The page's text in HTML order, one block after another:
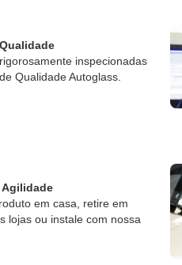
inspecionadas
Qualidade Autoglass.
Agilidade
em casa, retire em
lojas ou instale com nossa